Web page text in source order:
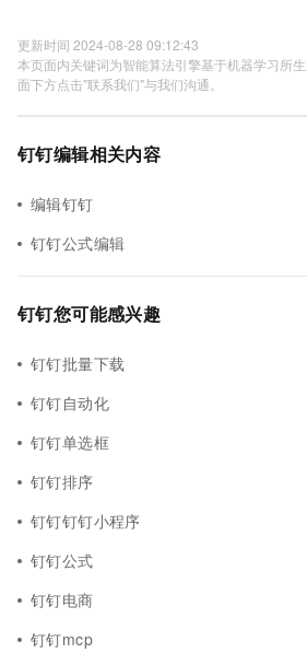
更新时间 2024-08-28 09:12:43
本页面内关键词为智能算法引擎基于机器学习所
面下方点击"联系我们"与我们沟通。
钉钉编辑相关内容
编辑钉钉
钉钉公式编辑
钉钉您可能感兴趣
钉钉批量下载
钉钉自动化
钉钉单选框
钉钉排序
钉钉钉钉小程序
钉钉公式
钉钉电商
钉钉mcp